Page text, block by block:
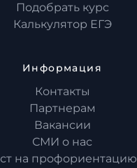
Подобрать курс
Калькулятор ЕГЭ
Информация
Контакты
Партнерам
Вакансии
СМИ о нас
на профориентацию